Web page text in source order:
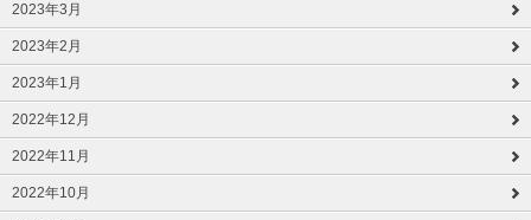
2023年3月
2023年2月
2023年1月
2022年12月
2022年11月
2022年10月